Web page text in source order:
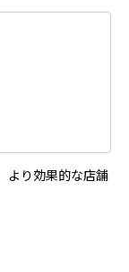
より効果的な店舗